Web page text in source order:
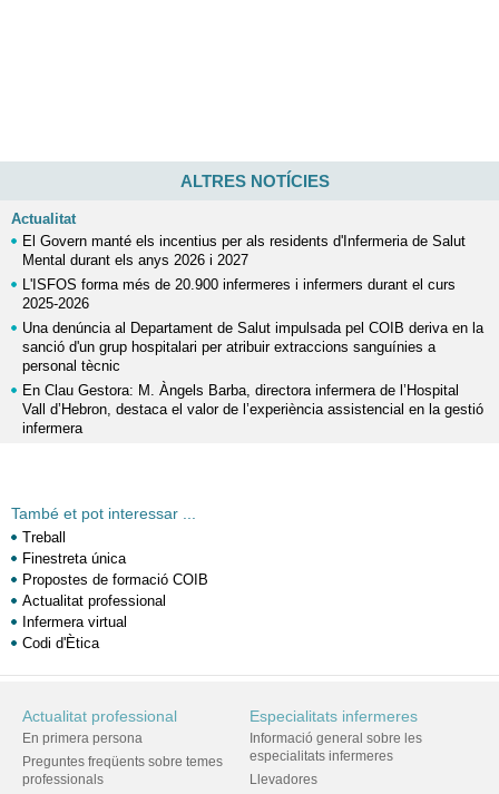
ALTRES NOTÍCIES
Actualitat
El Govern manté els incentius per als residents d'Infermeria de Salut
Mental durant els anys 2026 i 2027
L'ISFOS forma més de 20.900 infermeres i infermers durant el curs
2025-2026
Una denúncia al Departament de Salut impulsada pel COIB deriva en la
sanció d'un grup hospitalari per atribuir extraccions sanguínies a
personal tècnic
En Clau Gestora: M. Àngels Barba, directora infermera de l’Hospital
Vall d’Hebron, destaca el valor de l’experiència assistencial en la gestió
infermera
També et pot interessar ...
Treball
Finestreta única
Propostes de formació COIB
Actualitat professional
Infermera virtual
Codi d'Ètica
Actualitat professional
En primera persona
Preguntes freqüents sobre temes
professionals
Especialitats infermeres
Informació general sobre les
especialitats infermeres
Llevadores